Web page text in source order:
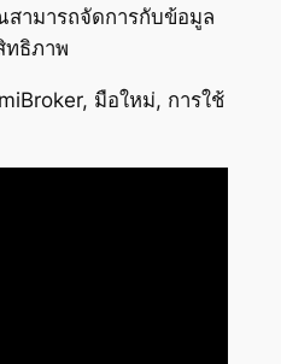
ามารถจัดการกับข้อมูล
ทธิภาพ
มือใหม่, การใช้